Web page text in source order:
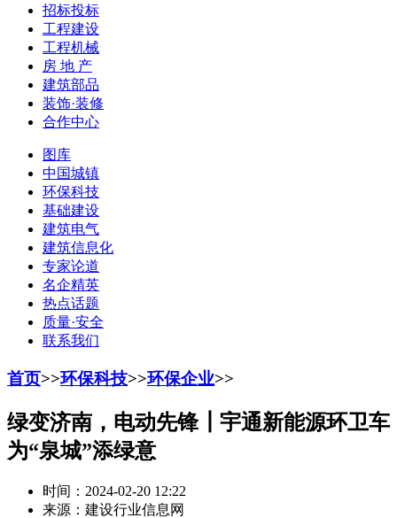
招标投标
工程建设
工程机械
房 地 产
建筑部品
装饰·装修
合作中心
图库
中国城镇
环保科技
基础建设
建筑电气
建筑信息化
专家论道
名企精英
热点话题
质量·安全
联系我们
首页>>环保科技>>环保企业>>
绿变济南，电动先锋┃宇通新能源环卫车
为“泉城”添绿意
时间：2024-02-20 12:22
来源：建设行业信息网